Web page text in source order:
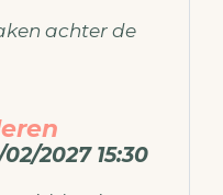
achter de
2027 15:30